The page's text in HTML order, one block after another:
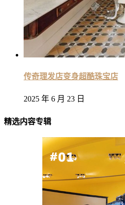
传奇理发店变身超酷珠宝店
2025 年 6 月 23 日
精选内容专辑